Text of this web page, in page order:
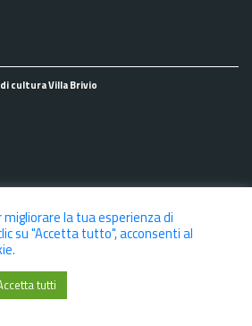
cultura Villa Brivio
CREDITS
la tua esperienza di
su "Accetta tutto", acconsenti al
tutti